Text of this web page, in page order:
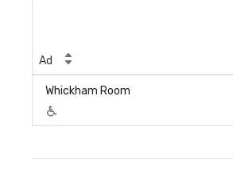
Ad
Whickham Room